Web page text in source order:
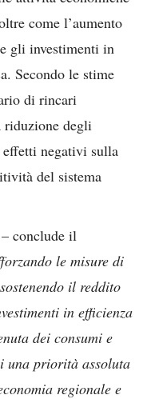
come l’aumento
gli investimenti in
Secondo le stime
di rincari
riduzione degli
negativi sulla
del sistema
– conclude il
le misure di
il reddito
in efficienza
dei consumi e
una priorità assoluta
regionale e